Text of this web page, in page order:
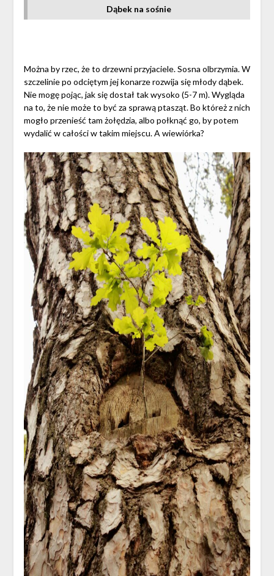
Dąbek na sośnie
Można by rzec, że to drzewni przyjaciele. Sosna olbrzymia. W
szczelinie po odciętym jej konarze rozwija się młody dąbek.
Nie mogę pojąc, jak się dostał tak wysoko (5-7 m). Wygląda
na to, że nie może to być za sprawą ptasząt. Bo któreż z nich
mogło przenieść tam żołędzia, albo połknąć go, by potem
wydalić w całości w takim miejscu. A wiewiórka?